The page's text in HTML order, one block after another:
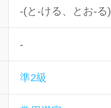
-(と-ける、とお-る)
-
準2級